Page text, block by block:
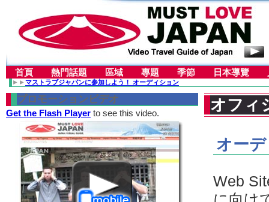
首頁 熱門話題 區域 專題 季節 日本導覽
►►マストラブジャパンに参加しよう！ オーディション
プロモーションビデオ
Get the Flash Player to see this video. オフィ
オー
Web